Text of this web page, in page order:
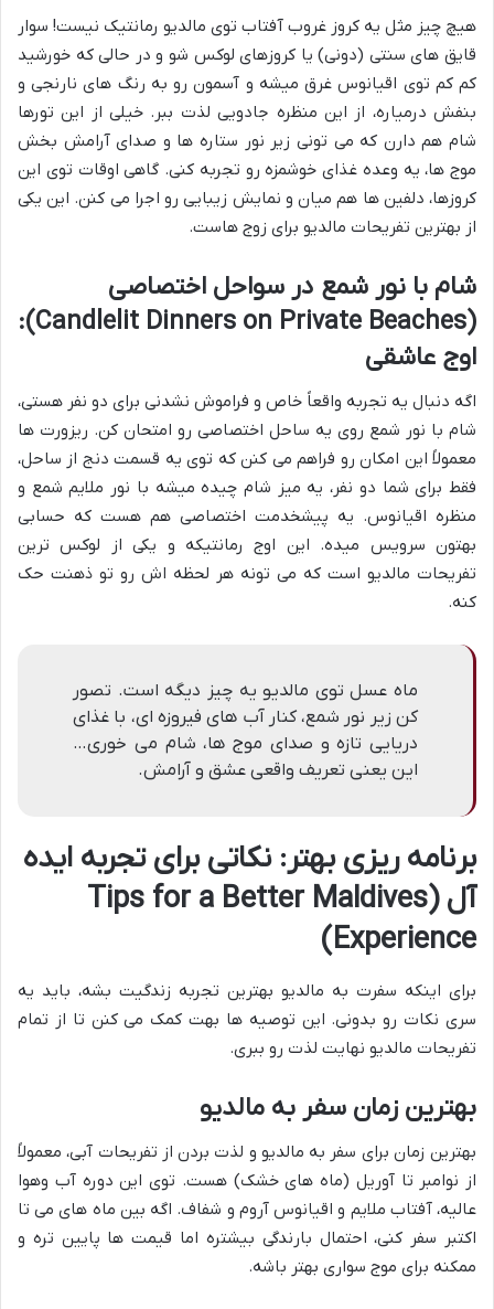
هیچ چیز مثل یه کروز غروب آفتاب توی مالدیو رمانتیک نیست! سوار
قایق های سنتی (دونی) یا کروزهای لوکس شو و در حالی که خورشید
کم کم توی اقیانوس غرق میشه و آسمون رو به رنگ های نارنجی و
بنفش درمیاره، از این منظره جادویی لذت ببر. خیلی از این تورها
شام هم دارن که می تونی زیر نور ستاره ها و صدای آرامش بخش
موج ها، یه وعده غذای خوشمزه رو تجربه کنی. گاهی اوقات توی این
کروزها، دلفین ها هم میان و نمایش زیبایی رو اجرا می کنن. این یکی
از بهترین تفریحات مالدیو برای زوج هاست.
شام با نور شمع در سواحل اختصاصی
(Candlelit Dinners on Private Beaches):
اوج عاشقی
اگه دنبال یه تجربه واقعاً خاص و فراموش نشدنی برای دو نفر هستی،
شام با نور شمع روی یه ساحل اختصاصی رو امتحان کن. ریزورت ها
معمولاً این امکان رو فراهم می کنن که توی یه قسمت دنج از ساحل،
فقط برای شما دو نفر، یه میز شام چیده میشه با نور ملایم شمع و
منظره اقیانوس. یه پیشخدمت اختصاصی هم هست که حسابی
بهتون سرویس میده. این اوج رمانتیکه و یکی از لوکس ترین
تفریحات مالدیو است که می تونه هر لحظه اش رو تو ذهنت حک
کنه.
ماه عسل توی مالدیو یه چیز دیگه است. تصور
کن زیر نور شمع، کنار آب های فیروزه ای، با غذای
دریایی تازه و صدای موج ها، شام می خوری…
این یعنی تعریف واقعی عشق و آرامش.
برنامه ریزی بهتر: نکاتی برای تجربه ایده
آل (Tips for a Better Maldives
Experience)
برای اینکه سفرت به مالدیو بهترین تجربه زندگیت بشه، باید یه
سری نکات رو بدونی. این توصیه ها بهت کمک می کنن تا از تمام
تفریحات مالدیو نهایت لذت رو ببری.
بهترین زمان سفر به مالدیو
بهترین زمان برای سفر به مالدیو و لذت بردن از تفریحات آبی، معمولاً
از نوامبر تا آوریل (ماه های خشک) هست. توی این دوره آب وهوا
عالیه، آفتاب ملایم و اقیانوس آروم و شفاف. اگه بین ماه های می تا
اکتبر سفر کنی، احتمال بارندگی بیشتره اما قیمت ها پایین تره و
ممکنه برای موج سواری بهتر باشه.